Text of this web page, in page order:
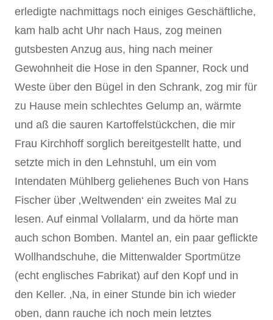
erledigte nachmittags noch einiges Geschäftliche,
kam halb acht Uhr nach Haus, zog meinen
gutsbesten Anzug aus, hing nach meiner
Gewohnheit die Hose in den Spanner, Rock und
Weste über den Bügel in den Schrank, zog mir für
zu Hause mein schlechtes Gelump an, wärmte
und aß die sauren Kartoffelstückchen, die mir
Frau Kirchhoff sorglich bereitgestellt hatte, und
setzte mich in den Lehnstuhl, um ein vom
Intendaten Mühlberg geliehenes Buch von Hans
Fischer über ‚Weltwenden‘ ein zweites Mal zu
lesen. Auf einmal Vollalarm, und da hörte man
auch schon Bomben. Mantel an, ein paar geflickte
Wollhandschuhe, die Mittenwalder Sportmütze
(echt englisches Fabrikat) auf den Kopf und in
den Keller. ‚Na, in einer Stunde bin ich wieder
oben, dann rauche ich noch mein letztes